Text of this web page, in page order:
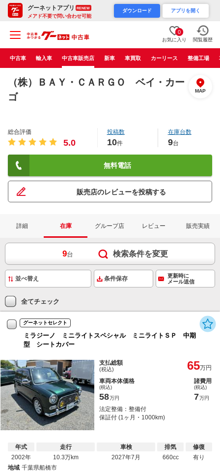
グーネットアプリ RENEW
メアド不要で問い合わせ可能
ダウンロード アプリを開く
0
お気に入り 閲覧履歴
中古車 輸入車 中古車販売店 新車 車買取 カーリース 整備工場
（株）ＢＡＹ・ＣＡＲＧＯ ベイ・カー
ゴ
MAP
総合評価
5.0
投稿数
10件
在庫台数
9台
無料電話
販売店のレビューを投稿する
詳細 在庫 グループ店 レビュー 販売実績
9台 検索条件を変更
条件保存
更新時に
メール送信
全てチェック
グーネットセレクト
ミラジーノ ミニライトスペシャル ミニライトＳＰ 中期
型 シートカバー
支払総額
(税込) 65万円
車両本体価格
(税込)
58万円
諸費用
(税込)
7万円
法定整備：整備付
保証付 (1ヶ月・1000km)
年式
2002年
走行
10.3万km
車検
2027年7月
排気
660cc
修復
有り
地域 千葉県船橋市